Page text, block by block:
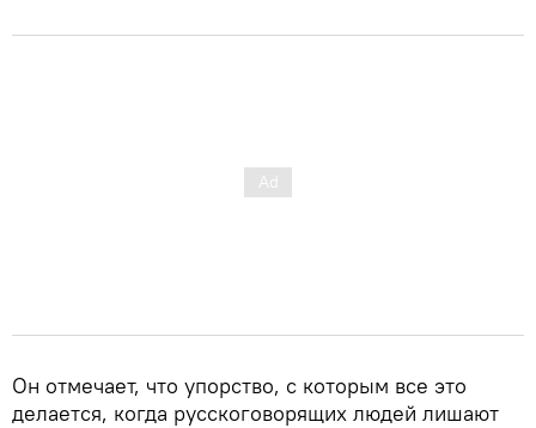
Он отмечает, что упорство, с которым все это
делается, когда русскоговорящих людей лишают